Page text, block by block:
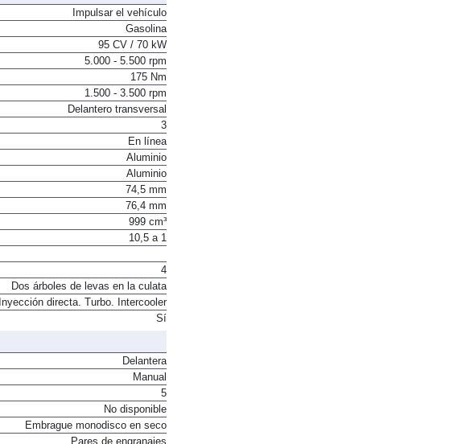
Impulsar el vehículo
Gasolina
95 CV / 70 kW
5.000 - 5.500 rpm
175 Nm
1.500 - 3.500 rpm
Delantero transversal
3
En línea
Aluminio
Aluminio
74,5 mm
76,4 mm
999 cm³
10,5 a 1
4
Dos árboles de levas en la culata
Inyección directa. Turbo. Intercooler
Sí
Delantera
Manual
5
No disponible
Embrague monodisco en seco
Pares de engranajes